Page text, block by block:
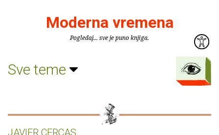
Moderna vremena
Pogledaj... sve je puno knjiga.
Sve teme
JAVIER CERCAS